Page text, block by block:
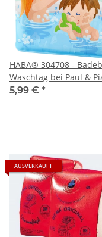
HABA® 304708 -
Waschtag bei Paul &
5,99 € *
AUSVERKAUFT